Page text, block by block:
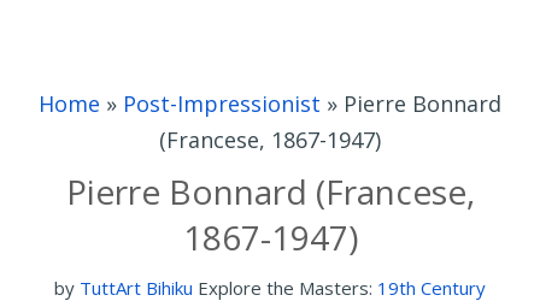
Home » Post-Impressionist » Pierre Bonnard
(Francese, 1867-1947)
Pierre Bonnard (Francese,
1867-1947)
by TuttArt Bihiku Explore the Masters: 19th Century